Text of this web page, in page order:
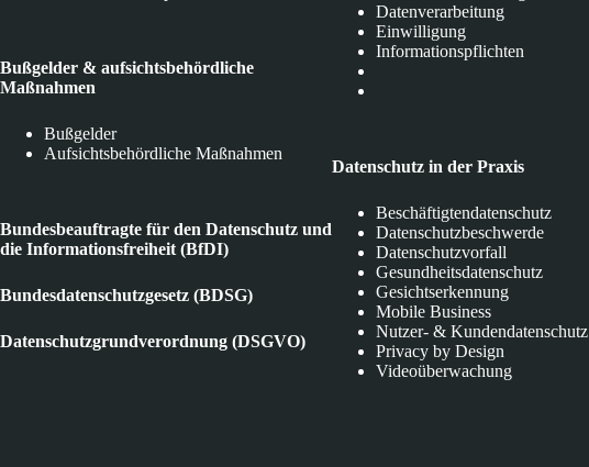
Bußgelder & aufsichtsbehördliche
Maßnahmen
Bußgelder
Aufsichtsbehördliche Maßnahmen
Bundesbeauftragte für den Datenschutz und
die Informationsfreiheit (BfDI)
Bundesdatenschutzgesetz (BDSG)
Datenschutzgrundverordnung (DSGVO)
Datenverarbeitung
Einwilligung
Informationspflichten
Datenschutz in der Praxis
Beschäftigtendatenschutz
Datenschutzbeschwerde
Datenschutzvorfall
Gesundheitsdatenschutz
Gesichtserkennung
Mobile Business
Nutzer- & Kundendatenschutz
Privacy by Design
Videoüberwachung